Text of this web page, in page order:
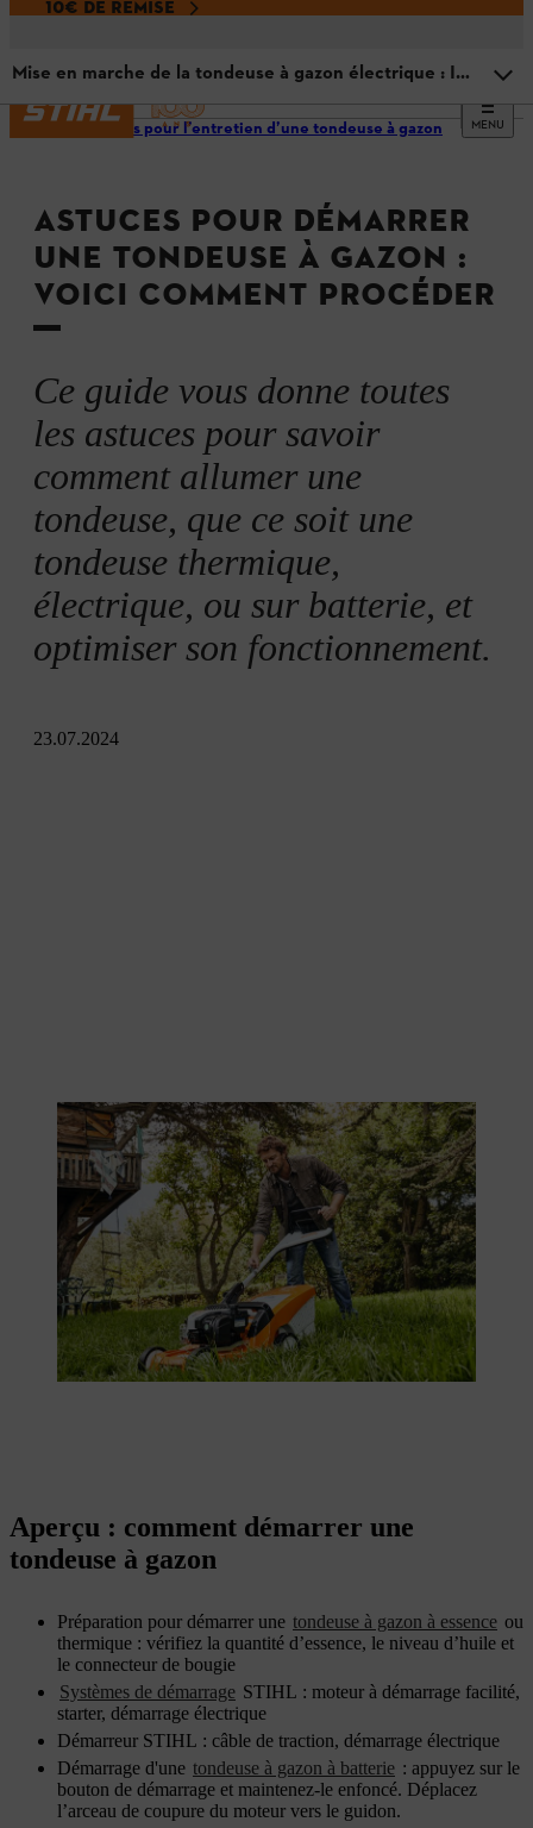
10€ DE REMISE
MENU
Conseils pour l’entretien d’une tondeuse à gazon
ASTUCES POUR DÉMARRER
UNE TONDEUSE À GAZON :
VOICI COMMENT PROCÉDER
Ce guide vous donne toutes
les astuces pour savoir
comment allumer une
tondeuse, que ce soit une
tondeuse thermique,
électrique, ou sur batterie, et
optimiser son fonctionnement.
23.07.2024
Mise en marche de la tondeuse à gazon électrique : Instructions
Mise en marche de la tondeuse à gazon à essence :
Instructions
Systèmes de démarrage des tondeuses à essence
Mise en marche de la tondeuse à gazon à batterie :
Instructions
Mise en marche de la tondeuse à gazon électrique :
Instructions
Aperçu : comment démarrer une
tondeuse à gazon
Préparation pour démarrer une tondeuse à gazon à essence ou
thermique : vérifiez la quantité d’essence, le niveau d’huile et
le connecteur de bougie
Systèmes de démarrage STIHL : moteur à démarrage facilité,
starter, démarrage électrique
Démarreur STIHL : câble de traction, démarrage électrique
Démarrage d'une tondeuse à gazon à batterie : appuyez sur le
bouton de démarrage et maintenez-le enfoncé. Déplacez
l’arceau de coupure du moteur vers le guidon.